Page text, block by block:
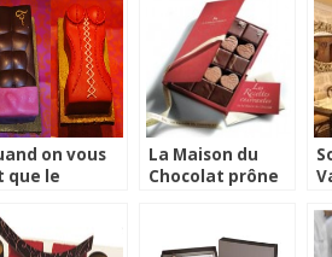
on vous
que le
La Maison du
Chocolat prône